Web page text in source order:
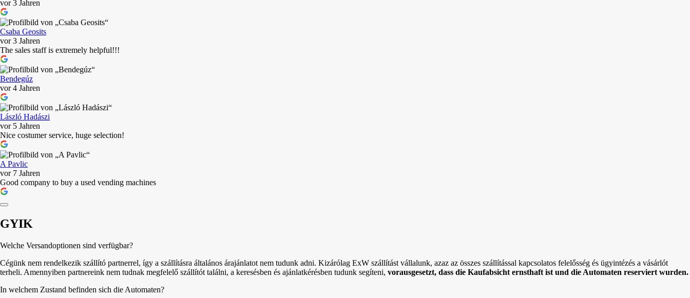
vor 3 Jahren
Csaba Geosits
vor 3 Jahren
The sales staff is extremely helpful!!!
Bendegúz
vor 4 Jahren
László Hadászi
vor 5 Jahren
Nice costumer service, huge selection!
A Pavlic
vor 7 Jahren
Good company to buy a used vending machines
GYIK
Welche Versandoptionen sind verfügbar?
Cégünk nem rendelkezik szállító partnerrel, így a szállításra általános árajánlatot nem tudunk adni. Kizárólag ExW szállítást vállalunk, azaz az összes szállítással kapcsolatos felelősség és ügyintézés a vásárlót
terheli. Amennyiben partnereink nem tudnak megfelelő szállítót találni, a keresésben és ajánlatkérésben tudunk segíteni, vorausgesetzt, dass die Kaufabsicht ernsthaft ist und die Automaten reserviert wurden.
In welchem Zustand befinden sich die Automaten?